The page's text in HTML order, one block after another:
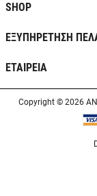
SHOP
ΕΞΥΠΗΡΕΤΗΣΗ
ΕΤΑΙΡΕΙΑ
Copyright © 2026